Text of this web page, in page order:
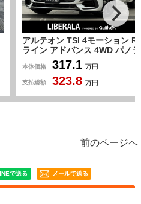
アルテオン TSI 4モーション R
ライン アドバンス 4WD パノラ
マガラスSR Dynaudioサウン
ド 黒革 全席シートヒータ
ー パワーシート アダプティ
ブLEDヘッドライト オートハ
イビーム アンビエントライ
本体価格 317.1 万円
支払総額 323.8 万円
前のページへ
メールで送る